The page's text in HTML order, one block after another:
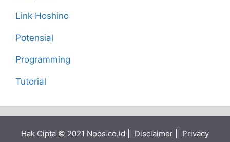
Link Hoshino
Potensial
Programming
Tutorial
Hak Cipta © 2021 Noos.co.id Disclaimer Privacy